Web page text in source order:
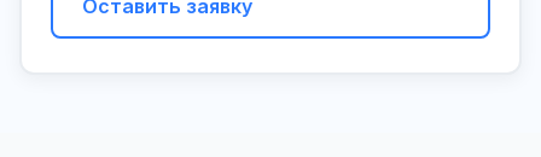
Оставить заявку